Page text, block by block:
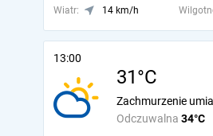
Wiatr:
14 km/h
13:00
31°C
Odczuwalna 34°C
Zachmurzenie